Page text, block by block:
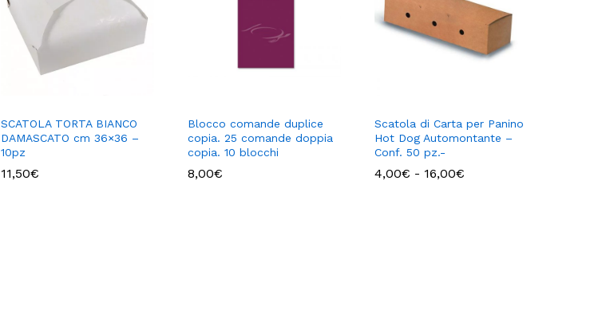
SCATOLA TORTA BIANCO
DAMASCATO cm 36×36 –
10pz
11,50€
Blocco comande duplice
copia. 25 comande doppia
copia. 10 blocchi
8,00€
Scatola di Carta per Panino
Hot Dog Automontante –
Conf. 50 pz.-
4,00€ - 16,00€